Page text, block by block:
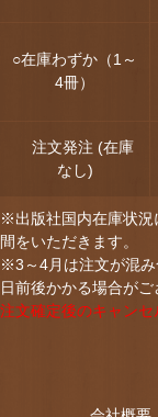
○在庫わずか（1～
4冊）
注文発注 (在庫
なし)
※出版社国内在庫状況
間をいただきます。
※3～4月は注文が混
日前後かかる場合がご
注文確定後のキャンセ